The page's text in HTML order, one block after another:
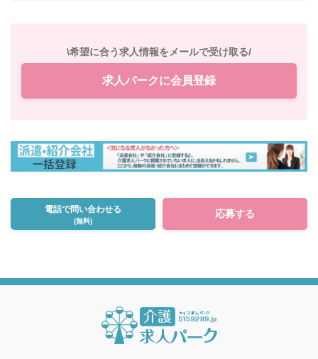
\希望に合う求人情報をメールで受け取る/
求人パークに会員登録
電話で問い合わせる
(無料)
応募する